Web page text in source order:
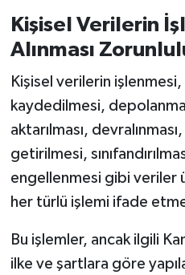
Kişisel Verilerin
Alınması
Kişisel verilerin
kaydedilmesi,
aktarılması,
getirilmesi,
engellenmesi gibi veriler
her türlü işlemi ifade
Bu işlemler, ancak ilgili
ilke ve şartlara göre